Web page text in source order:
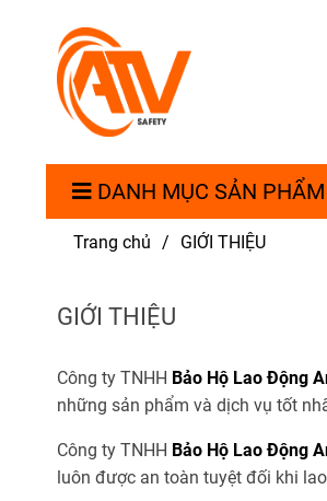
DANH MỤC SẢN PHẨM
Trang chủ / GIỚI THIỆU
GIỚI THIỆU
Công ty TNHH Bảo Hộ Lao Động
những sản phẩm và dịch vụ tốt
Công ty TNHH Bảo Hộ Lao Động
luôn được an toàn tuyệt đối khi